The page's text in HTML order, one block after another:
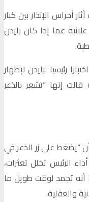
أجراس الإنذار بين كبار
عما إذا كان بايدن
رئيسيا لبايدن لإظهار
إنها “تشعر بالذعر
“يضغط على زر الذعر في
الرئيس تخلل تعثرات،
أنه تجمد لوقت طويل ما
والعقلية.